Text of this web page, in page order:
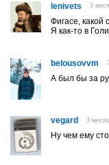
lenivets 3
Фигасе, какой
Я как-то в
belousovvm
А был бы за
vegard 3
Ну чем ему